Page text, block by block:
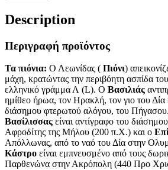
Description
Περιγραφή προϊόντος
Τα πιόνια: Ο Λεωνίδας ( Πιόνι)
μάχη, κρατώντας την περιβόητη ασπίδα
ελληνικό γράμμα Λ (L). Ο Βασιλιάς
ημίθεο ήρωα, τον Ηρακλή, τον γιο του Δία
διάσημου φτερωτού αλόγου, του
Βασίλισσας είναι αντίγραφο του
Αφροδίτης της Μήλου (200 π.Χ.) και ο
Απόλλωνας, από το ναό του Δία στην
Κάστρο είναι εμπνευσμένο από τους
Παρθενώνα στην Ακρόπολη (440 Προ